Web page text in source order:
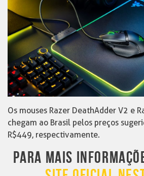
Os mouses Razer DeathAdder V2 e
chegam ao Brasil pelos preços
R$449, respectivamente.
PARA MAIS